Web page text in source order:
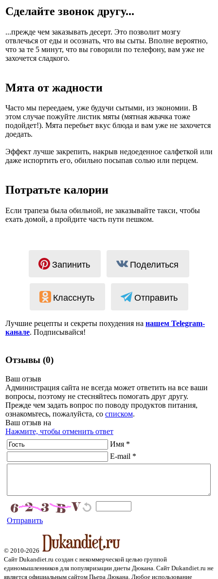
Сделайте звонок другу...
...прежде чем заказывать десерт. Это позволит мозгу
отвлечься от еды и осознать, что вы сыты. Вполне вероятно,
что за те 5 минут, что вы говорили по телефону, вам уже не
захочется сладкого.
Мята от жадности
Часто мы переедаем, уже будучи сытыми, из экономии. В
этом случае пожуйте листик мяты (мятная жвачка тоже
подойдет!). Мята перебьет вкус блюда и вам уже не захочется
доедать.
Эффект лучше закрепить, накрыв недоеденное салфеткой или
даже испортить его, обильно посыпав солью или перцем.
Потратьте калории
Если трапеза была обильной, не заказывайте такси, чтобы
ехать домой, а пройдите часть пути пешком.
Запинить Поделиться
Класснуть Отправить
Лучшие рецепты и секреты похудения на нашем Telegram-
канале. Подписывайся!
Отзывы (0)
Ваш отзыв
Администрация сайта не всегда может ответить на все ваши
вопросы, поэтому не стесняйтесь помогать друг другу.
Прежде чем задать вопрос по поводу продуктов питания,
ознакомьтесь, пожалуйста, со списком.
Ваш отзыв на
Нажмите, чтобы отменить ответ
Имя *
E-mail *
Отправить
© 2010-2026
Сайт Dukandiet.ru создан с некоммерческой целью группой
единомышленников для популяризации диеты Дюкана. Сайт Dukandiet.ru не
является официальным сайтом Пьера Дюкана. Любое использование